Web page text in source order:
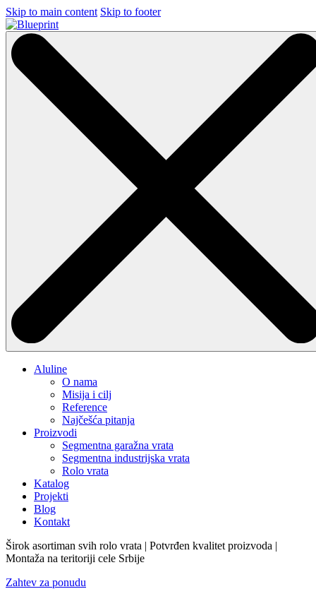
Skip to main content Skip to footer
Aluline
O nama
Misija i cilj
Reference
Najčešća pitanja
Proizvodi
Segmentna garažna vrata
Segmentna industrijska vrata
Rolo vrata
Katalog
Projekti
Blog
Kontakt
Širok asortiman svih rolo vrata | Potvrđen kvalitet proizvoda |
Montaža na teritoriji cele Srbije
Zahtev za ponudu